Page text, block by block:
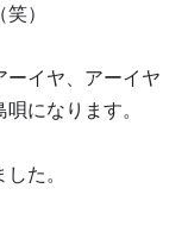
）
ーイヤ、アーイヤ
になります。
た。